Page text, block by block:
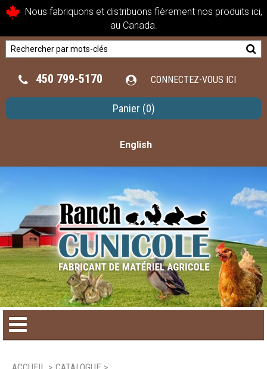
Nous fabriquons et distribuons fièrement nos produits ici,
au Canada.
450 799-5170 CONNECTEZ-VOUS ICI
Panier (0)
English